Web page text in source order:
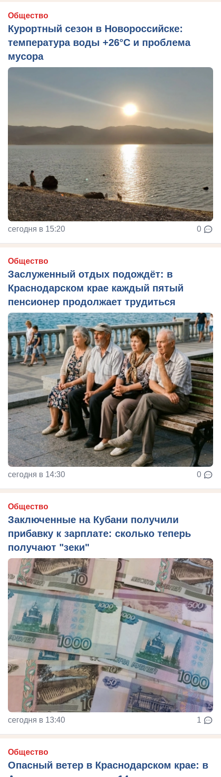
Общество
Курортный сезон в Новороссийске:
температура воды +26°C и проблема
мусора
сегодня в 15:20 0
Общество
Заслуженный отдых подождёт: в
Краснодарском крае каждый пятый
пенсионер продолжает трудиться
сегодня в 14:30 0
Общество
Заключенные на Кубани получили
прибавку к зарплате: сколько теперь
получают "зеки"
сегодня в 13:40 1
Общество
Опасный ветер в Краснодарском крае: в